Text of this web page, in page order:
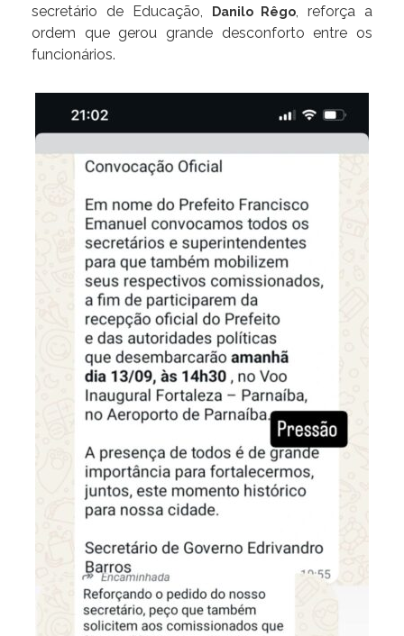
secretário de Educação,
Danilo Rêgo, reforça a
ordem que gerou grande desconforto entre os
funcionários.